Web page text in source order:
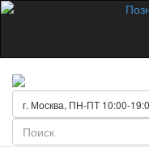
г. Москва, ПН-ПТ 10:00-